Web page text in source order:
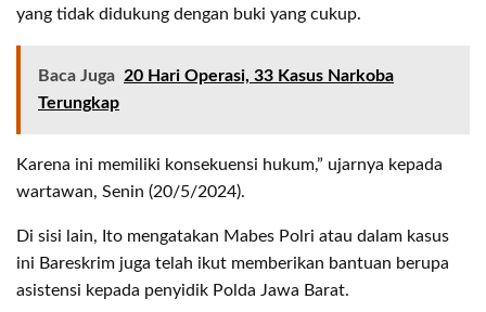
yang tidak didukung dengan buki yang cukup.
Baca Juga 20 Hari Operasi, 33 Kasus Narkoba
Terungkap
Karena ini memiliki konsekuensi hukum,” ujarnya kepada
wartawan, Senin (20/5/2024).
Di sisi lain, Ito mengatakan Mabes Polri atau dalam kasus
ini Bareskrim juga telah ikut memberikan bantuan berupa
asistensi kepada penyidik Polda Jawa Barat.